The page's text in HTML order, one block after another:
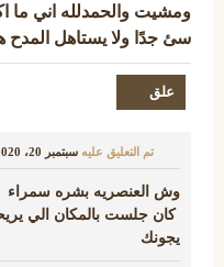
ومشيت والحمدلله اني ما
سئ جدًا ولا يستاهل المدح
تم التعليق عليه سبتمبر 20، 2020
وش العنصريه بشره
كان جلست بالمكان الي
يجونك